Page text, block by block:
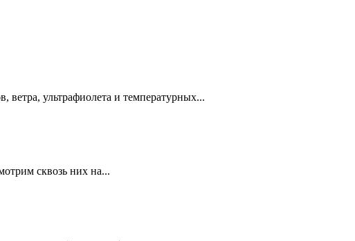
ветра, ультрафиолета и температурных...
сквозь них на...